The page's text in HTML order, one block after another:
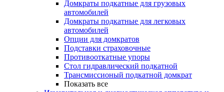
Домкраты подкатные для грузовых
автомобилей
Домкраты подкатные для легковых
автомобилей
Опции для домкратов
Подставки страховочные
Противооткатные упоры
Стол гидравлический подкатной
Трансмиссионый подкатной домкрат
Показать все